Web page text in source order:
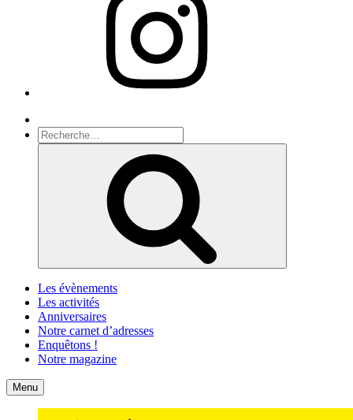
Recherche
pour
Les évènements
Les activités
Anniversaires
Notre carnet d’adresses
Enquêtons !
Notre magazine
Accueil
Menu Contact